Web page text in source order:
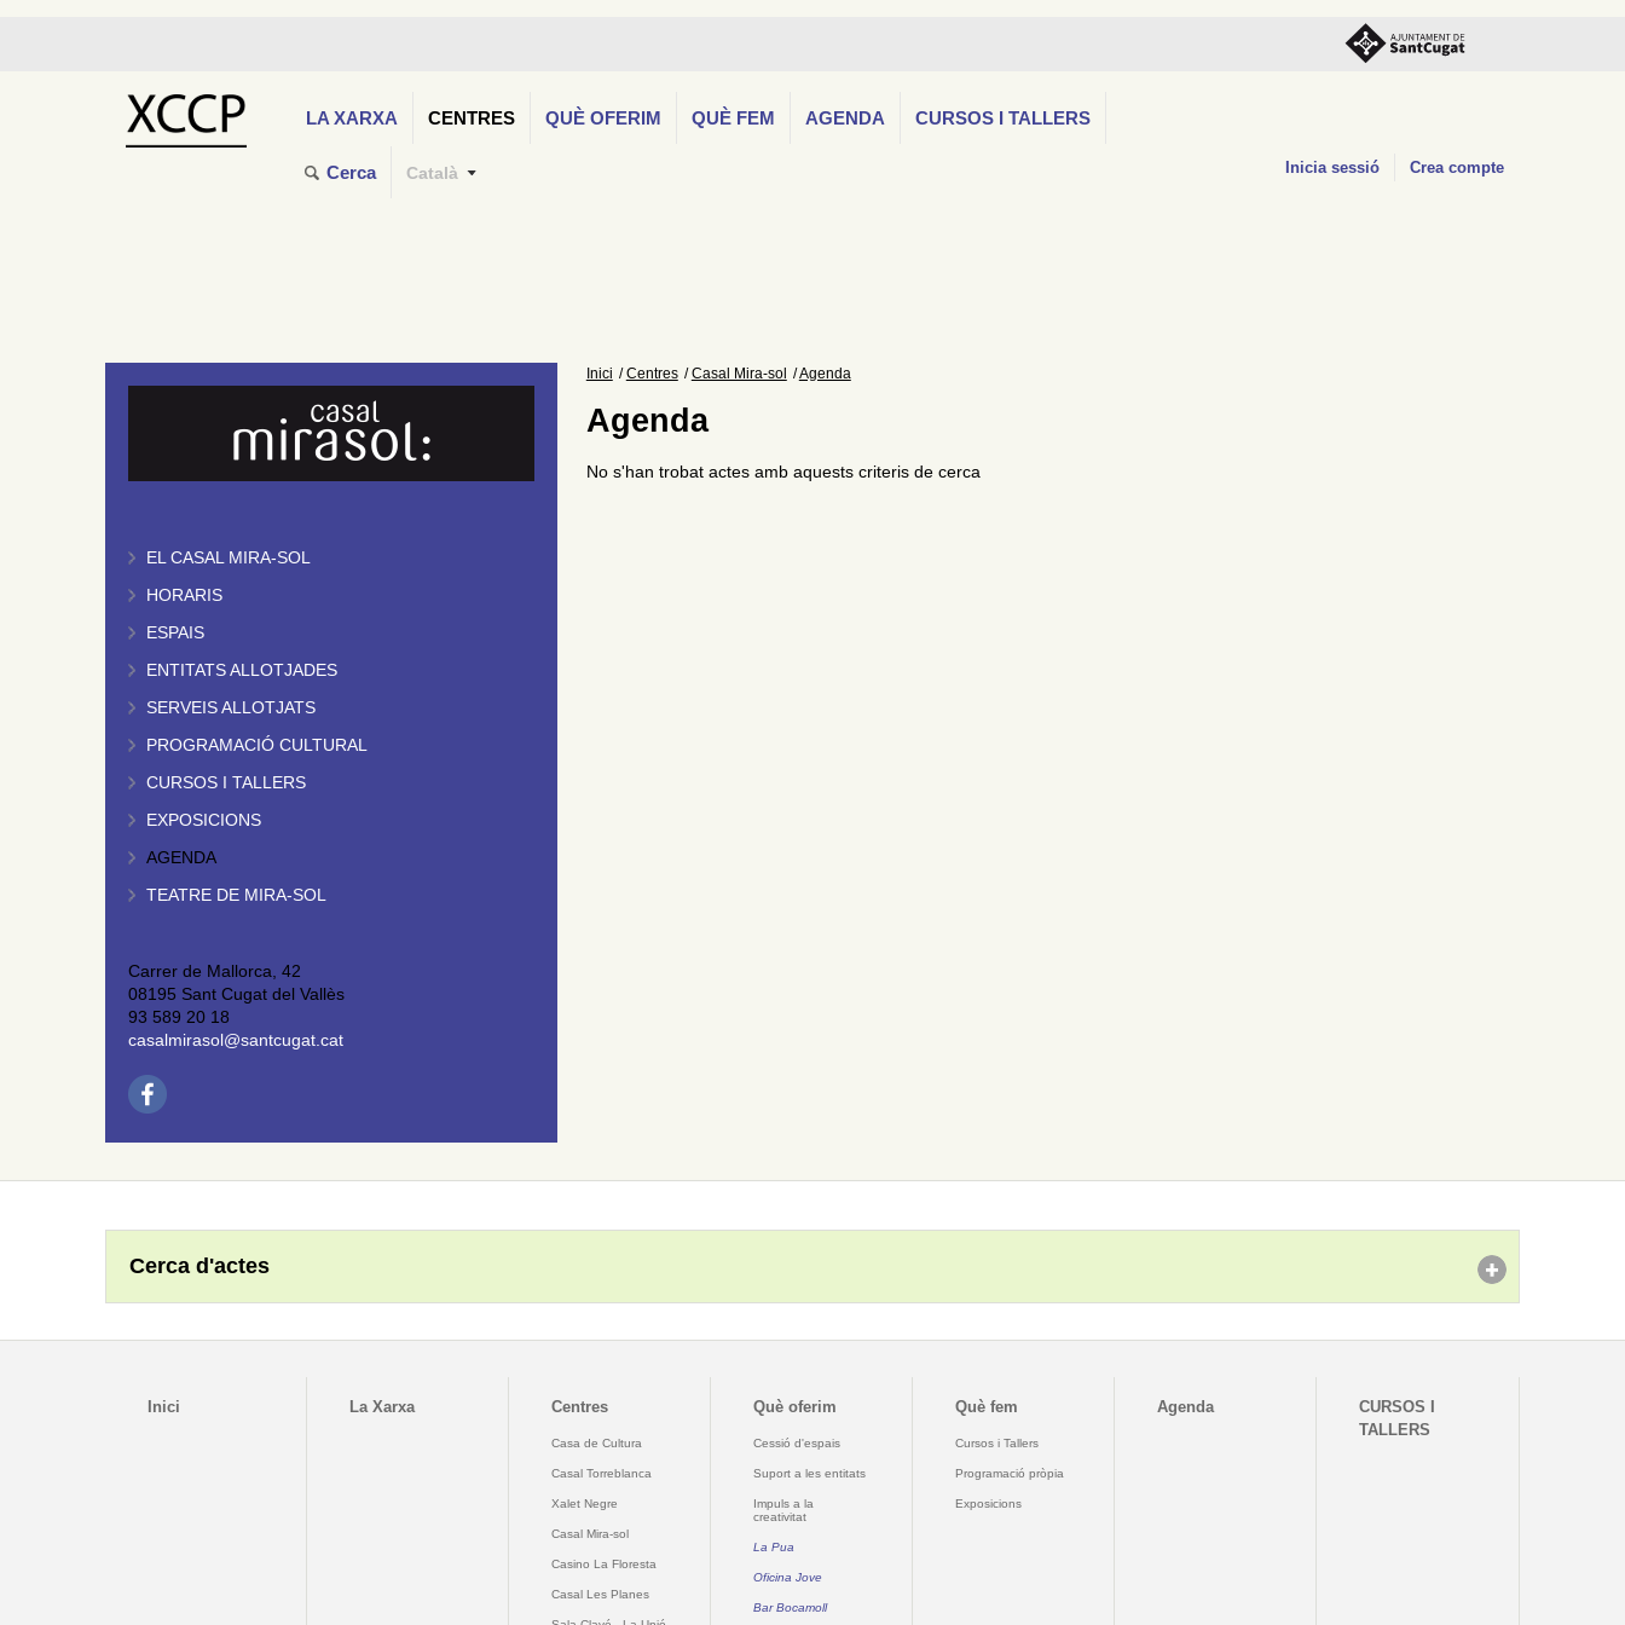
LA XARXA CENTRES QUÈ OFERIM QUÈ FEM AGENDA CURSOS I TALLERS
Cerca Català Inicia sessió Crea compte
EL CASAL MIRA-SOL
HORARIS
ESPAIS
ENTITATS ALLOTJADES
SERVEIS ALLOTJATS
PROGRAMACIÓ CULTURAL
CURSOS I TALLERS
EXPOSICIONS
AGENDA
TEATRE DE MIRA-SOL
Carrer de Mallorca, 42
08195 Sant Cugat del Vallès
93 589 20 18
casalmirasol@santcugat.cat
Inici Centres Casal Mira-sol Agenda
Agenda
No s'han trobat actes amb aquests criteris de cerca
Cerca d'actes
Inici La Xarxa Centres
Casa de Cultura
Casal Torreblanca
Xalet Negre
Casal Mira-sol
Casino La Floresta
Casal Les Planes
Què oferim
Cessió d'espais
Suport a les entitats
Impuls a la
creativitat
La Pua
Oficina Jove
Bar Bocamoll
Què fem
Cursos i Tallers
Programació pròpia
Exposicions
Agenda
CURSOS I
TALLERS